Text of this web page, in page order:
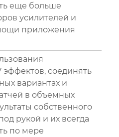
еще больше
усилителей и
приложения
соединять
вариантах и
в объемных
собственного
рукой и их всегда
по мере